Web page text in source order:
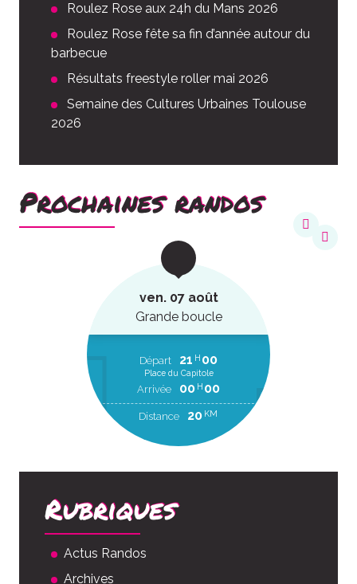
Roulez Rose aux 24h du Mans 2026
Roulez Rose fête sa fin d’année autour du
barbecue
Résultats freestyle roller mai 2026
Semaine des Cultures Urbaines Toulouse
2026
Prochaines randos
ven. 07 août
Grande boucle
Départ 21 H 00
Place du Capitole
Arrivée 00 H 00
Distance 20 KM
Rubriques
Actus Randos
Archives